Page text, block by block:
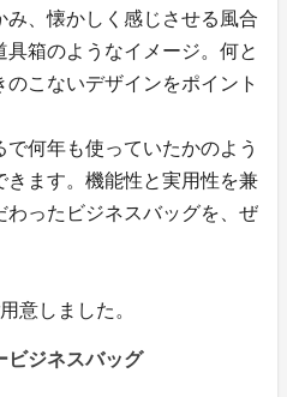
、懐かしく感じさせる風合
箱のようなイメージ。何と
こないデザインをポイント
何年も使っていたかのよう
きます。機能性と実用性を兼
わったビジネスバッグを、ぜ
意しました。
ジネスバッグ